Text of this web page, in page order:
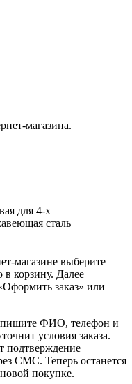
магазина.
для 4-х
сталь
магазине выберите
в корзину. Далее
заказ» или
ФИО, телефон и
условия заказа.
подтверждение
СМС. Теперь останется
покупке.